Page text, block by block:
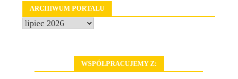
ARCHIWUM PORTALU
Archiwum
WSPÓŁPRACUJEMY Z: